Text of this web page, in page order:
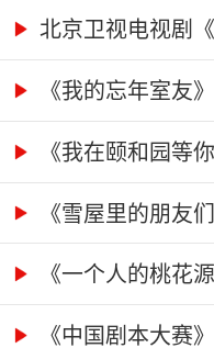
北京卫视电视剧
牌...《我的忘年室友
《我在颐和园等
《雪屋里的朋友
《一个人的桃花
《中国剧本大赛